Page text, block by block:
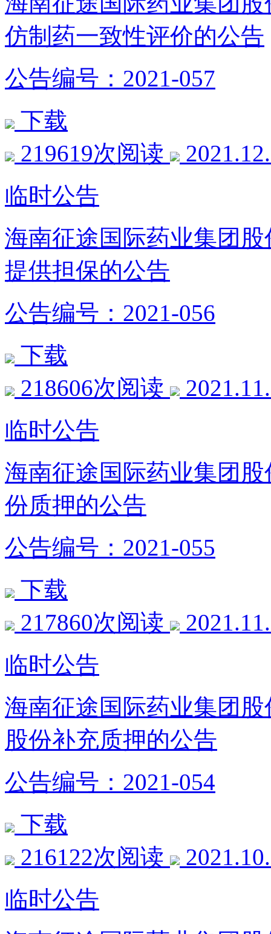
仿制药一致性评价的公告
公告编号：2021-057
下载
219619次阅读
临时公告
海南征途国际药业集团
提供担保的公告
公告编号：2021-056
下载
218606次阅读
临时公告
海南征途国际药业集团
份质押的公告
公告编号：2021-055
下载
217860次阅读
临时公告
海南征途国际药业集团
股份补充质押的公告
公告编号：2021-054
下载
216122次阅读
临时公告